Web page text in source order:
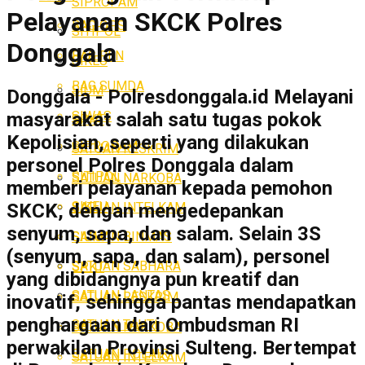
SITIPOL
SIKEU
SIUM
SPKT
SATUAN RESKRIM
SATUAN NARKOBA
SATUAN INTELKAM
SATUAN BINMAS
SATUAN SABHARA
SATUAN LANTAS
SATUAN TAHTI
SATUAN POLAIR
BAG OPS
BAG REN
BAG SUMDA
SIWAS
SIPROPAM
SITIPOL
SIKEU
SIUM
SPKT
SATUAN RESKRIM
SATUAN NARKOBA
SATUAN INTELKAM
Pelayanan SKCK Polres
Donggala
Donggala - Polresdonggala.id Melayani
masyarakat salah satu tugas pokok
Kepolisian, seperti yang dilakukan
personel Polres Donggala dalam
memberi pelayanan kepada pemohon
SKCK, dengan mengedepankan
senyum, sapa, dan salam. Selain 3S
(senyum, sapa, dan salam), personel
yang dibidangnya pun kreatif dan
inovatif, sehingga pantas mendapatkan
penghargaan dari Ombudsman RI
perwakilan Provinsi Sulteng. Bertempat